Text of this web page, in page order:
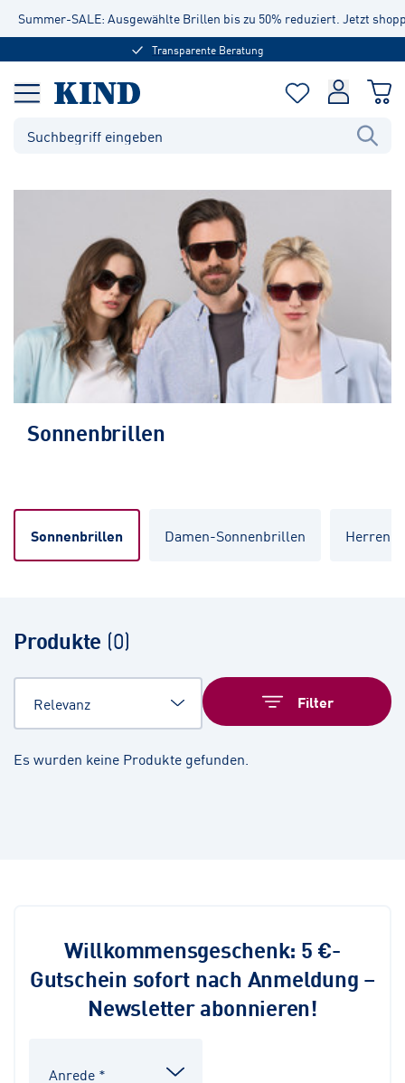
Summer-SALE: Ausgewählte Brillen bis zu 50% reduziert. Jetzt
Transparente Beratung
Sonnenbrillen
Sonnenbrillen Damen-Sonnenbrillen Herren-
Produkte (0)
Filter
Es wurden keine Produkte gefunden.
Willkommensgeschenk: 5 €-
Gutschein sofort nach Anmeldung –
Newsletter abonnieren!